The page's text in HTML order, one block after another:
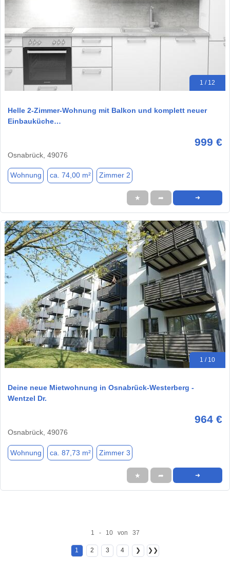
1 / 12
Helle 2-Zimmer-Wohnung mit Balkon und komplett neuer
Einbauküche…
999 €
Osnabrück, 49076
Wohnung ca. 74,00 m² Zimmer 2
★ ➦ ➜
1 / 10
Deine neue Mietwohnung in Osnabrück-Westerberg -
Wentzel Dr.
964 €
Osnabrück, 49076
Wohnung ca. 87,73 m² Zimmer 3
★ ➦ ➜
1 - 10 von 37
1 2 3 4 ❯ ❯❯